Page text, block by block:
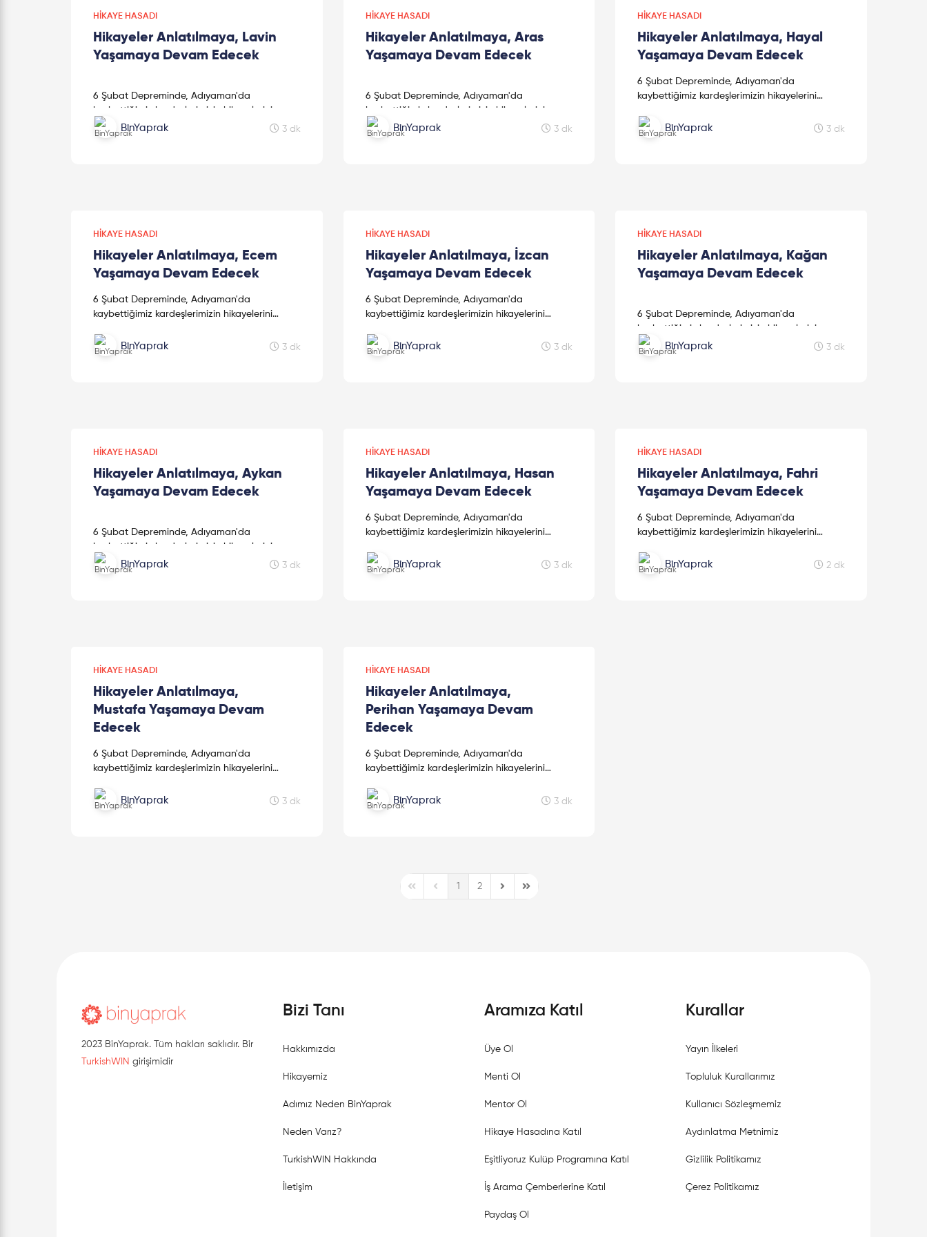
HIKAYE HASADI
Hikayeler Anlatılmaya, Lavin
Yaşamaya Devam Edecek
6 Şubat Depreminde, Adıyaman'da
kaybettiğimiz kardeşlerimizin hikayelerini
kaleme alan sevgili kız kardeşimiz Mine
Kavasoğulları'na teşekkür ederiz.
BinYaprak 3 dk
HIKAYE HASADI
Hikayeler Anlatılmaya, Aras
Yaşamaya Devam Edecek
6 Şubat Depreminde, Adıyaman'da
kaybettiğimiz kardeşlerimizin hikayelerini
kaleme alan sevgili kız kardeşimiz Mine
Kavasoğulları'na teşekkür ederiz.
BinYaprak 3 dk
HIKAYE HASADI
Hikayeler Anlatılmaya, Hayal
Yaşamaya Devam Edecek
6 Şubat Depreminde, Adıyaman'da
kaybettiğimiz kardeşlerimizin hikayelerini
Kavasoğulları'na teşekkür ederiz.
BinYaprak 3 dk
HIKAYE HASADI
Hikayeler Anlatılmaya, Ecem
Yaşamaya Devam Edecek
6 Şubat Depreminde, Adıyaman'da
kaybettiğimiz kardeşlerimizin hikayelerini
Kavasoğulları'na teşekkür ederiz.
BinYaprak 3 dk
HIKAYE HASADI
Hikayeler Anlatılmaya, İzcan
Yaşamaya Devam Edecek
6 Şubat Depreminde, Adıyaman'da
kaybettiğimiz kardeşlerimizin hikayelerini
Kavasoğulları'na teşekkür ederiz.
BinYaprak 3 dk
HIKAYE HASADI
Hikayeler Anlatılmaya, Kağan
Yaşamaya Devam Edecek
6 Şubat Depreminde, Adıyaman'da
kaybettiğimiz kardeşlerimizin hikayelerini
kaleme alan sevgili kız kardeşimiz Mine
Kavasoğulları'na teşekkür ederiz.
BinYaprak 3 dk
HIKAYE HASADI
Hikayeler Anlatılmaya, Aykan
Yaşamaya Devam Edecek
6 Şubat Depreminde, Adıyaman'da
kaybettiğimiz kardeşlerimizin hikayelerini
kaleme alan sevgili kız kardeşimiz Mine
Kavasoğulları'na teşekkür ederiz.
BinYaprak 3 dk
HIKAYE HASADI
Hikayeler Anlatılmaya, Hasan
Yaşamaya Devam Edecek
6 Şubat Depreminde, Adıyaman'da
kaybettiğimiz kardeşlerimizin hikayelerini
Kavasoğulları'na teşekkür ederiz.
BinYaprak 3 dk
HIKAYE HASADI
Hikayeler Anlatılmaya, Fahri
Yaşamaya Devam Edecek
6 Şubat Depreminde, Adıyaman'da
kaybettiğimiz kardeşlerimizin hikayelerini
Kavasoğulları'na teşekkür ederiz.
BinYaprak 2 dk
HIKAYE HASADI
Hikayeler Anlatılmaya,
Mustafa Yaşamaya Devam
Edecek
6 Şubat Depreminde, Adıyaman'da
kaybettiğimiz kardeşlerimizin hikayelerini
Kavasoğulları'na teşekkür ederiz.
BinYaprak 3 dk
HIKAYE HASADI
Hikayeler Anlatılmaya,
Perihan Yaşamaya Devam
Edecek
6 Şubat Depreminde, Adıyaman'da
kaybettiğimiz kardeşlerimizin hikayelerini
Kavasoğulları'na teşekkür ederiz.
BinYaprak 3 dk
First PagePrevious Page
1 2
Next PageLast Page
2023 BinYaprak. Tüm hakları saklıdır. Bir
TurkishWIN girişimidir
Bizi Tanı
Hakkımızda
Hikayemiz
Adımız Neden BinYaprak
Neden Varız?
TurkishWIN Hakkında
İletişim
Aramıza Katıl
Üye Ol
Menti Ol
Mentor Ol
Hikaye Hasadına Katıl
Eşitliyoruz Kulüp Programına Katıl
İş Arama Çemberlerine Katıl
Paydaş Ol
Kurallar
Yayın İlkeleri
Topluluk Kurallarımız
Kullanıcı Sözleşmemiz
Aydınlatma Metnimiz
Gizlilik Politikamız
Çerez Politikamız